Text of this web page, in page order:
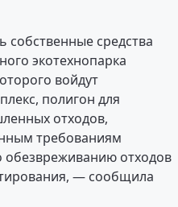
средства
экотехнопарка
войдут
полигон для
отходов,
требованиям
обезвреживанию отходов
— сообщила